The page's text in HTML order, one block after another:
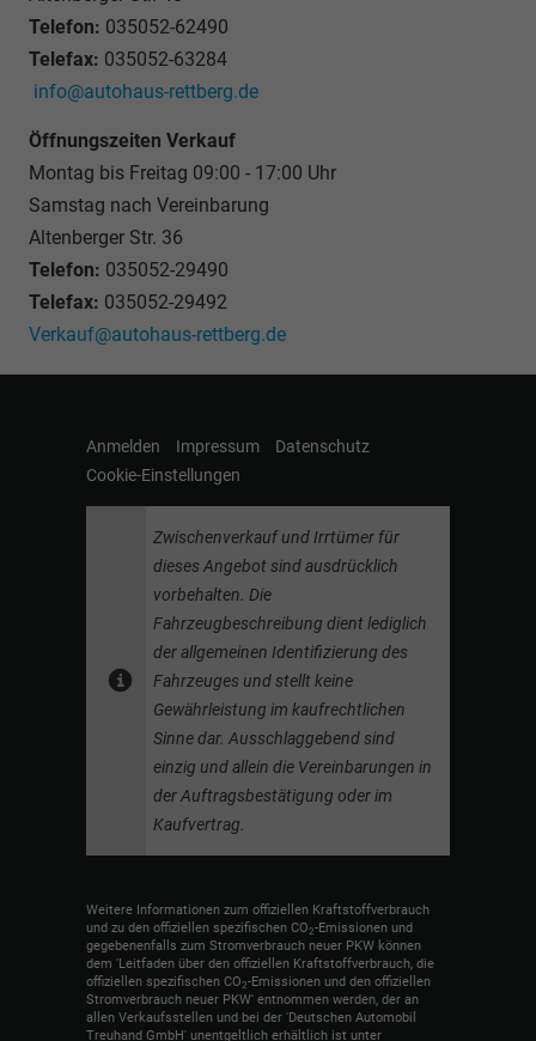
Telefon: 035052-62490
Telefax: 035052-63284
info@autohaus-rettberg.de
Öffnungszeiten Verkauf
Montag bis Freitag 09:00 - 17:00 Uhr
Samstag nach Vereinbarung
Altenberger Str. 36
Telefon: 035052-29490
Telefax: 035052-29492
Verkauf@autohaus-rettberg.de
Anmelden Impressum
Datenschutz
Cookie-Einstellungen
Zwischenverkauf und Irrtümer für
dieses Angebot sind ausdrücklich
vorbehalten. Die
Fahrzeugbeschreibung dient lediglich
der allgemeinen Identifizierung des
Fahrzeuges und stellt keine
Gewährleistung im kaufrechtlichen
Sinne dar. Ausschlaggebend sind
einzig und allein die Vereinbarungen in
der Auftragsbestätigung oder im
Kaufvertrag.
Weitere Informationen zum offiziellen Kraftstoffverbrauch
und zu den offiziellen spezifischen CO2-Emissionen und
gegebenenfalls zum Stromverbrauch neuer PKW können
dem 'Leitfaden über den offiziellen Kraftstoffverbrauch, die
offiziellen spezifischen CO2-Emissionen und den offiziellen
Stromverbrauch neuer PKW' entnommen werden, der an
allen Verkaufsstellen und bei der 'Deutschen Automobil
Treuhand GmbH' unentgeltlich erhältlich ist unter